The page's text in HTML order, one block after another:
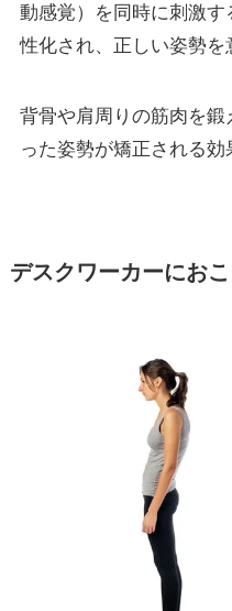
動感覚）を同時に刺激
性化され、正しい姿勢を
背骨や肩周りの筋肉を鍛
った姿勢が矯正される効
デスクワーカーにお